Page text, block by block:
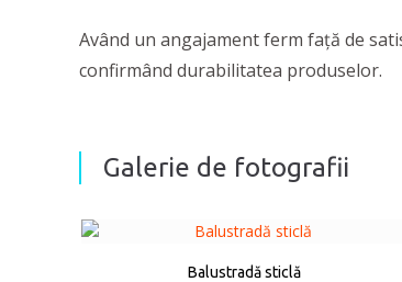
Având un angajament ferm față de
confirmând durabilitatea produselor.
Galerie de fotografii
Balustradă sticlă